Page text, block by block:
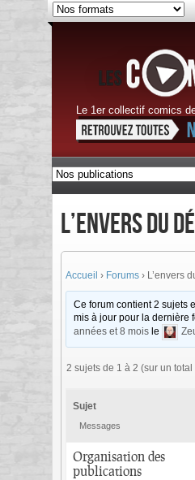
Le 1er collectif comics
L’envers du
Accueil › Forums › L’envers
Ce forum contient 2 sujets
mis à jour pour la dernière
années et 8 mois le
2 sujets de 1 à 2 (sur un total
Sujet
Messages
Organisation des
publications